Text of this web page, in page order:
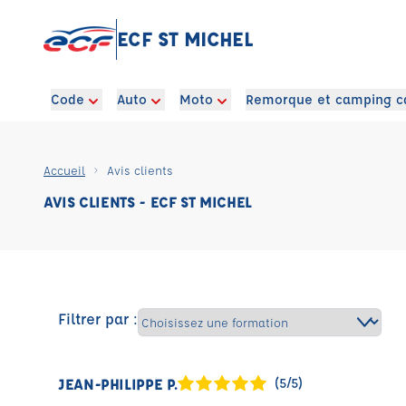
ECF ST MICHEL
Code Auto Moto Remorque et camping
Accueil Avis clients
AVIS CLIENTS - ECF ST MICHEL
Filtrer par :
JEAN-PHILIPPE P. (5/5)